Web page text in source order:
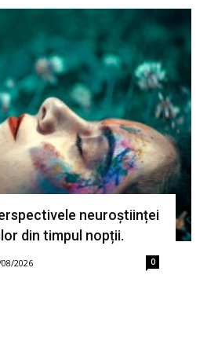
neuroștiinței
din timpul nopții.
2026 0